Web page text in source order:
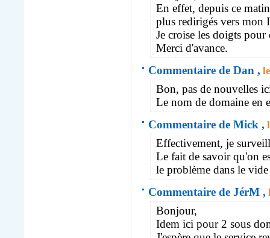
En effet, depuis ce
plus redirigés vers mon
Je croise les doigts
Merci d'avance.
Commentaire de Dan ,
Bon, pas de nouvelles
Le nom de domaine en
Commentaire de Mick ,
Effectivement, je
Le fait de savoir qu'on
le problème dans le
Commentaire de JérM ,
Bonjour,
Idem ici pour 2 sous